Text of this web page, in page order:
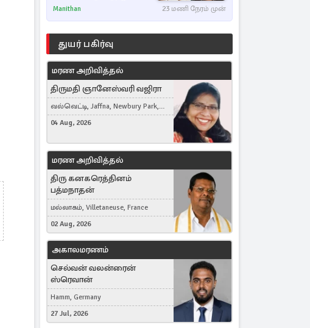
விளக்கம்
Manithan 23 மணி நேரம் முன்
துயர் பகிர்வு
மரண அறிவித்தல்
திருமதி ஞானேஸ்வரி வஜிரா
வல்வெட்டி, Jaffna, Newbury Park,
United Kingdom
04 Aug, 2026
மரண அறிவித்தல்
திரு கனகரெத்தினம்
பத்மநாதன்
மல்லாகம், Villetaneuse, France
02 Aug, 2026
அகாலமரணம்
செல்வன் வலன்ரைன்
ஸ்ரெவான்
Hamm, Germany
27 Jul, 2026